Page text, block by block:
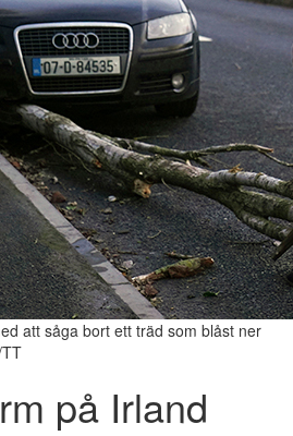
att såga bort ett träd som blåst ner
på Irland